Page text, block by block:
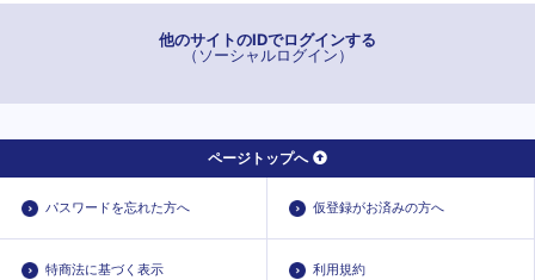
他のサイトのIDでログインする
（ソーシャルログイン）
ページトップへ
パスワードを忘れた方へ 仮登録がお済みの方へ
特商法に基づく表示 利用規約